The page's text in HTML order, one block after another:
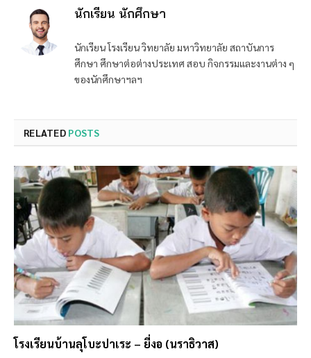
นักเรียน นักศึกษา
นักเรียน โรงเรียน วิทยาลัย มหาวิทยาลัย สถาบันการ
ศึกษา ศึกษาต่อต่างประเทศ สอบ กิจกรรมและงานต่าง ๆ
ของนักศึกษาฯลฯ
RELATED POSTS
โรงเรียนบ้านลุโบะปาเระ – ยี่งอ (นราธิวาส)